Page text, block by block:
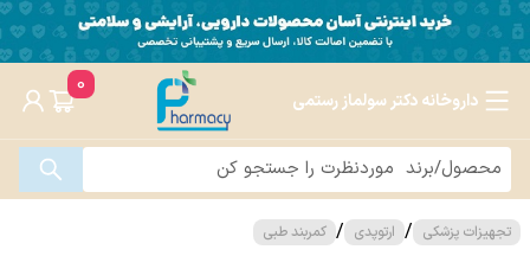
داروخانه دکتر سولماز رستمی
0
تجهیزات پزشکی / ارتوپدی / کمربند طبی